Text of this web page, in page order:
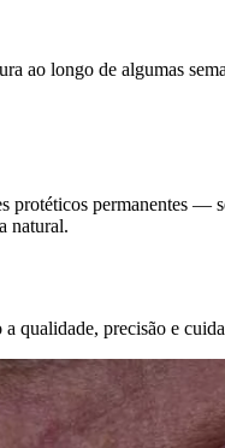
ao longo de algumas
protéticos permanentes —
natural.
qualidade, precisão e